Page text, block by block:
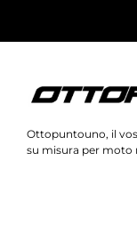
Ottopuntouno, il
su misura per moto